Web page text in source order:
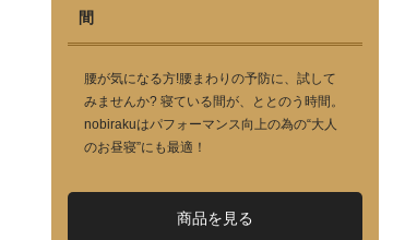
間
腰が気になる方!腰まわりの予防に、試して
みませんか? 寝ている間が、ととのう時間。
nobirakuはパフォーマンス向上の為の“大人
のお昼寝”にも最適！
商品を見る